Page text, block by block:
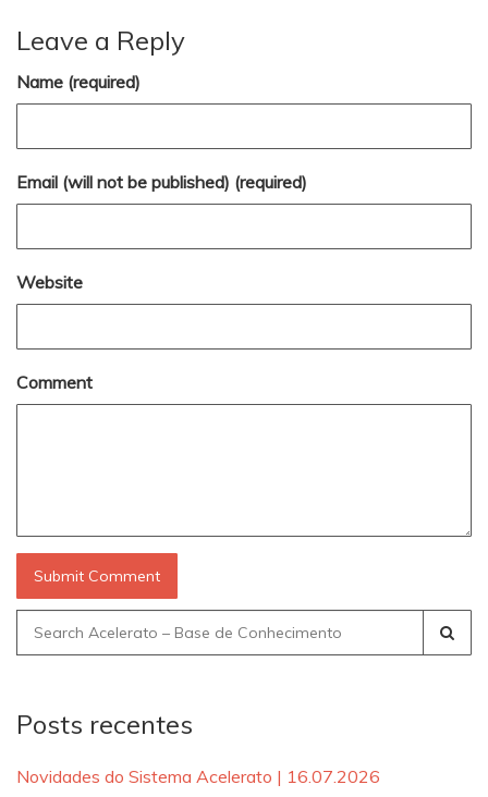
Leave a Reply
Name (required)
Email (will not be published) (required)
Website
Comment
Search
for:
Posts recentes
Novidades do Sistema Acelerato | 16.07.2026